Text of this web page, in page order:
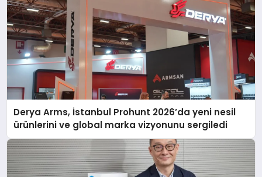
Derya Arms, İstanbul Prohunt 2026’da yeni nesil
ürünlerini ve global marka vizyonunu sergiledi